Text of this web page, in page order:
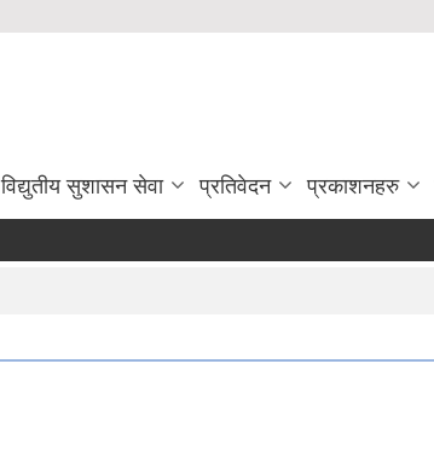
विद्युतीय सुशासन सेवा प्रतिवेदन प्रकाशनहरु